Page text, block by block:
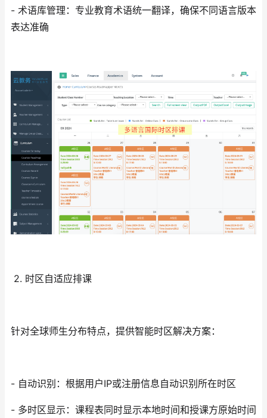
- 术语库管理：专业教育术语统一翻译，确保不同语言版本
表达准确
2. 时区自适应排课
针对全球师生分布特点，提供智能时区解决方案：
- 自动识别：根据用户IP或注册信息自动识别所在时区
- 多时区显示：课程表同时显示本地时间和授课方原始时间